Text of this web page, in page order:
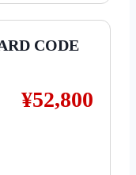
CODE
¥52,800